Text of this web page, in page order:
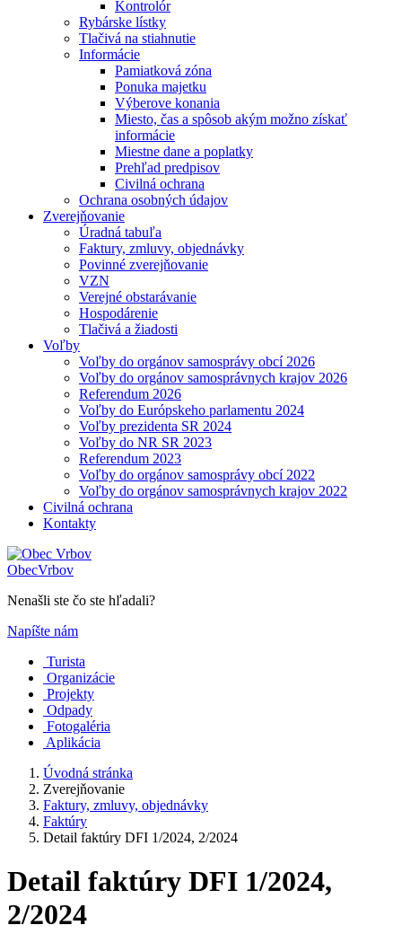
Kontrolór
Rybárske lístky
Tlačivá na stiahnutie
Informácie
Pamiatková zóna
Ponuka majetku
Výberove konania
Miesto, čas a spôsob akým možno získať
informácie
Miestne dane a poplatky
Prehľad predpisov
Civilná ochrana
Ochrana osobných údajov
Zverejňovanie
Úradná tabuľa
Faktury, zmluvy, objednávky
Povinné zverejňovanie
VZN
Verejné obstarávanie
Hospodárenie
Tlačivá a žiadosti
Voľby
Voľby do orgánov samosprávy obcí 2026
Voľby do orgánov samosprávnych krajov 2026
Referendum 2026
Voľby do Európskeho parlamentu 2024
Voľby prezidenta SR 2024
Voľby do NR SR 2023
Referendum 2023
Voľby do orgánov samosprávy obcí 2022
Voľby do orgánov samosprávnych krajov 2022
Civilná ochrana
Kontakty
ObecVrbov
Nenašli ste čo ste hľadali?
Napíšte nám
Turista
Organizácie
Projekty
Odpady
Fotogaléria
Aplikácia
Úvodná stránka
Zverejňovanie
Faktury, zmluvy, objednávky
Faktúry
Detail faktúry DFI 1/2024, 2/2024
Detail faktúry DFI 1/2024,
2/2024